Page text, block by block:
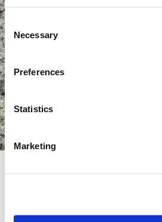
Consent
Selection
Necessary
Preferences
Statistics
Marketing